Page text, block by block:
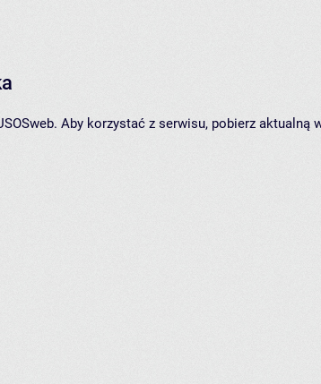
Aby korzystać z serwisu, pobierz aktualną